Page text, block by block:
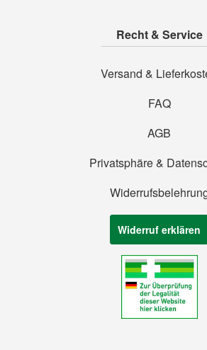
Recht & Service
Versand &
FAQ
AGB
Privatsphäre &
Widerruf erklären